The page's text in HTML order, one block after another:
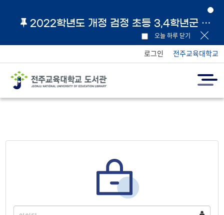
2022학년도 개정 검정 초등 3,4학년군 교과서 및 지도서 원문 링크 안내
오늘 하루 닫기
로그인 전주교육대학교
아